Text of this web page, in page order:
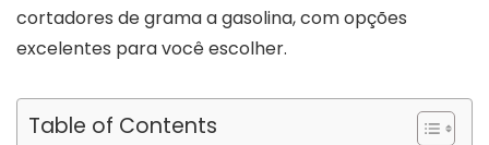
cortadores de grama a gasolina, com opções
excelentes para você escolher.
Table of Contents